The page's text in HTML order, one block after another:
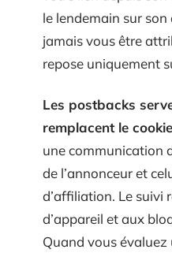
le lendemain sur
jamais vous être
repose uniquement
Les postbacks
remplacent le
une communication
de l’annonceur et
d’affiliation. Le suivi
d’appareil et aux
Quand vous